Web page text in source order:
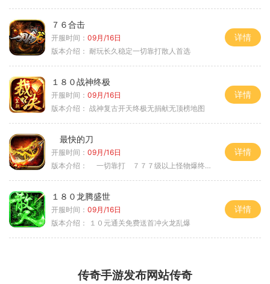
７６合击
开服时间： 09月/16日
版本介绍： 耐玩长久稳定一切靠打散人首选
详情
１８０战神终极
开服时间： 09月/16日
版本介绍： 战神复古开天终极无捐献无顶榜地图
详情
最快的刀
开服时间： 09月/16日
版本介绍：
一切靠打 ７７７级以上怪物爆终极
详情
１８０龙腾盛世
开服时间： 09月/16日
版本介绍：
１０元通关免费送首冲火龙乱爆
详情
传奇手游发布网站传奇